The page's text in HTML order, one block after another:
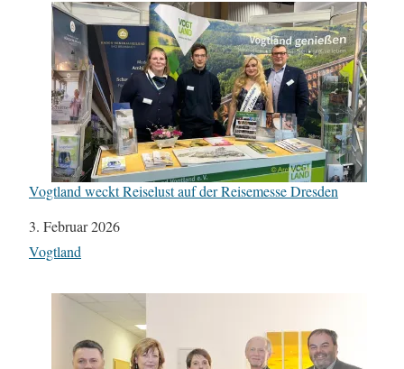
Vogtland weckt Reiselust auf der Reisemesse Dresden
Datum
3. Februar 2026
In Bezug auf
Vogtland